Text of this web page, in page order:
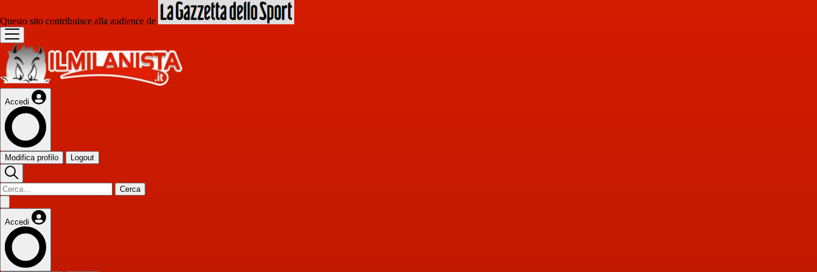
Questo sito contribuisce alla audience de
Accedi
Modifica profilo Logout
Cerca
Accedi